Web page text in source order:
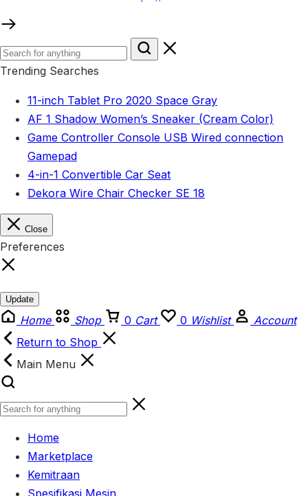
Trending Searches
11-inch Tablet Pro 2020 Space Gray
AF 1 Shadow Women’s Sneaker (Cream Color)
Game Controller Console USB Wired connection
Gamepad
4-in-1 Convertible Car Seat
Dekora Wire Chair Checker SE 18
Close
Preferences
Update
Home Shop 0 Cart 0 Wishlist
Account
Return to Shop
Main Menu
Home
Marketplace
Kemitraan
Spesifikasi Mesin